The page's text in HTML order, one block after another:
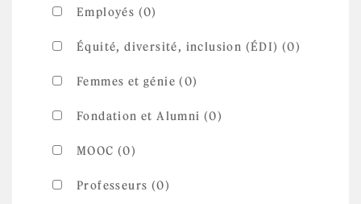
Employés (0)
Équité, diversité, inclusion (ÉDI) (0)
Femmes et génie (0)
Fondation et Alumni (0)
MOOC (0)
Professeurs (0)